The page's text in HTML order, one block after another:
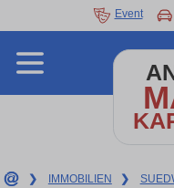
Event
❯ IMMOBILIEN ❯